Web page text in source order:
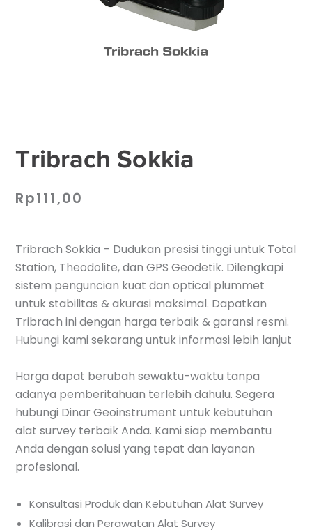
Tribrach Sokkia
Rp111,00
Tribrach Sokkia – Dudukan presisi tinggi untuk Total
Station, Theodolite, dan GPS Geodetik. Dilengkapi
sistem penguncian kuat dan optical plummet
untuk stabilitas & akurasi maksimal. Dapatkan
Tribrach ini dengan harga terbaik & garansi resmi.
Hubungi kami sekarang untuk informasi lebih lanjut
Harga dapat berubah sewaktu-waktu tanpa
adanya pemberitahuan terlebih dahulu. Segera
hubungi Dinar Geoinstrument untuk kebutuhan
alat survey terbaik Anda. Kami siap membantu
Anda dengan solusi yang tepat dan layanan
profesional.
Konsultasi Produk dan Kebutuhan Alat Survey
Kalibrasi dan Perawatan Alat Survey